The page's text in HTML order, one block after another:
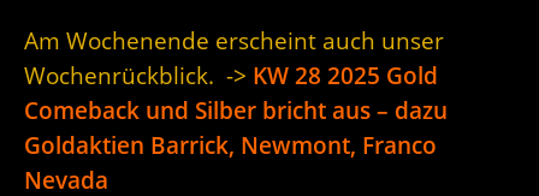
Am Wochenende erscheint auch unser
Wochenrückblick. -> KW 28 2025 Gold
Comeback und Silber bricht aus – dazu
Goldaktien Barrick, Newmont, Franco
Nevada